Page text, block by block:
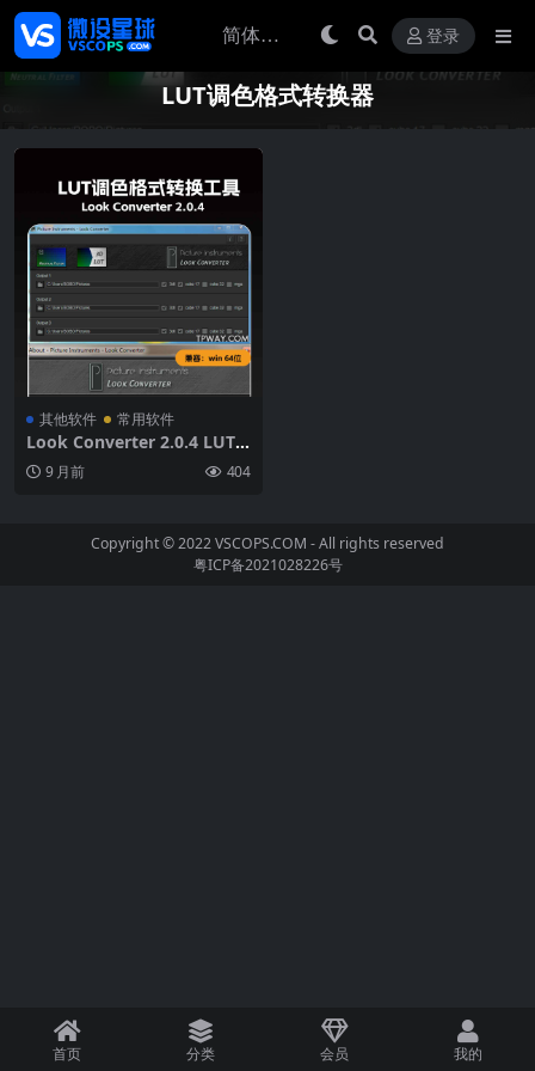
登录
LUT调色格式转换器
其他软件 常用软件
Look Converter 2.0.4 LUT
调色格式转换工具一键转换LR
预设【附教程】
9 月前 404
Copyright © 2022VSCOPS.COM - All rights reserved
粤ICP备2021028226号
首页 分类 会员 我的